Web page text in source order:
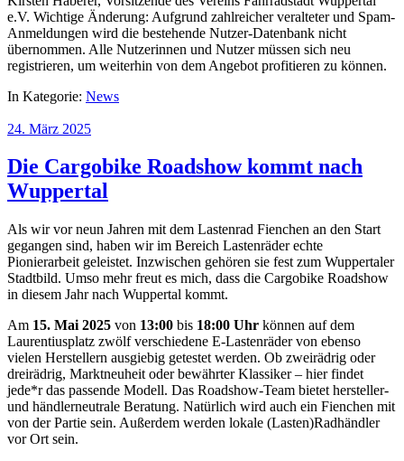
e.V. Wichtige Änderung: Aufgrund zahlreicher veralteter und Spam-
Anmeldungen wird die bestehende Nutzer-Datenbank nicht
übernommen. Alle Nutzerinnen und Nutzer müssen sich neu
registrieren, um weiterhin von dem Angebot profitieren zu können.
In Kategorie: News
24. März 2025
Die Cargobike Roadshow kommt nach
Wuppertal
Als wir vor neun Jahren mit dem Lastenrad Fienchen an den Start
gegangen sind, haben wir im Bereich Lastenräder echte
Pionierarbeit geleistet. Inzwischen gehören sie fest zum Wuppertaler
Stadtbild. Umso mehr freut es mich, dass die Cargobike Roadshow
in diesem Jahr nach Wuppertal kommt.
Am 15. Mai 2025 von 13:00 bis 18:00 Uhr können auf dem
Laurentiusplatz zwölf verschiedene E-Lastenräder von ebenso
vielen Herstellern ausgiebig getestet werden. Ob zweirädrig oder
dreirädrig, Marktneuheit oder bewährter Klassiker – hier findet
jede*r das passende Modell. Das Roadshow-Team bietet hersteller-
und händlerneutrale Beratung. Natürlich wird auch ein Fienchen mit
von der Partie sein. Außerdem werden lokale (Lasten)Radhändler
vor Ort sein.